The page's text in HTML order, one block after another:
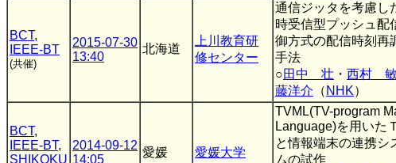
BCT,
IEEE-BT
(共催)
2015-07-30
13:40
北海道
上川教育研
修センター
通信ジッタを考慮し
時受信型プッシュ配
御方式の配信時刻再
手法
○田中 壮 ・ 西村 敏
藤洋介 （ NHK）
BCT,
IEEE-BT,
SHIKOKU
2014-09-12
14:05
愛媛 愛媛大学
TVML(TV-program
Language)を用いた
と情報端末の連携シ
ムの試作